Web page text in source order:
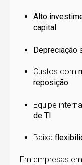
Alto
capital
Depreciação
Custos com
reposição
Equipe
de TI
Baixa
Em empresas